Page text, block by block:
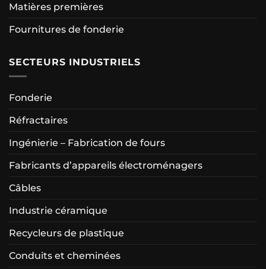
Matières premières
Fournitures de fonderie
SECTEURS INDUSTRIELS
Fonderie
Réfractaires
Ingénierie – Fabrication de fours
Fabricants d’appareils électroménagers
Câbles
Industrie céramique
Recycleurs de plastique
Conduits et cheminées